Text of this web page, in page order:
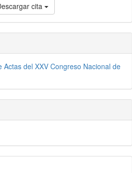
cita
del XXV Congreso Nacional de